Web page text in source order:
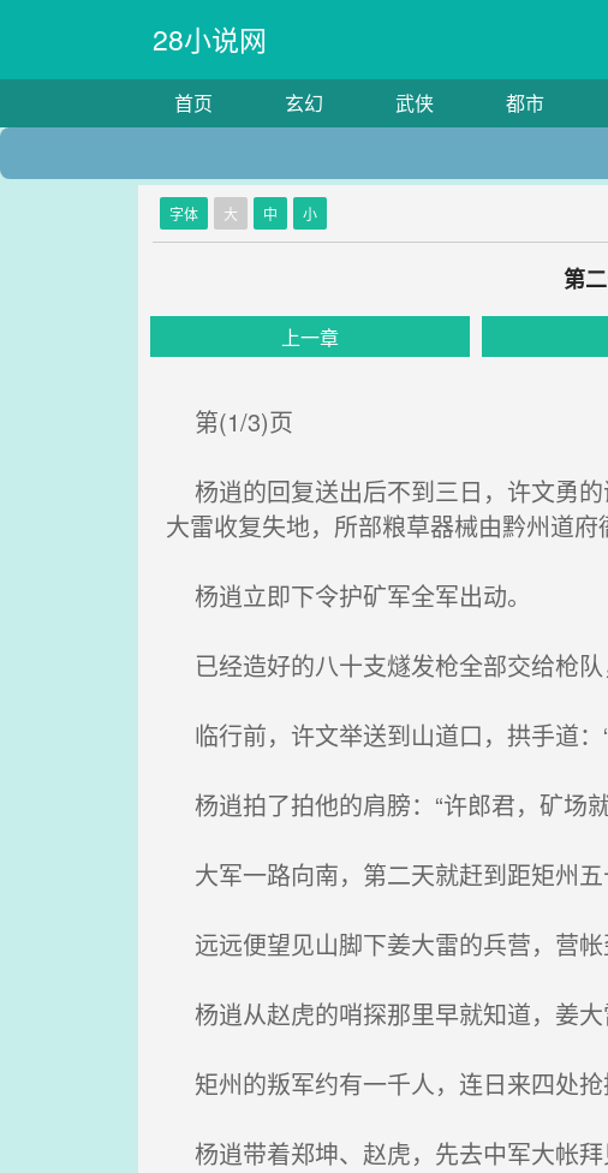
28小说网
首页 玄幻 武侠 都市
字体 大 中 小
第
上一章
第(1/3)页
杨逍的回复送出后不到三日，许文勇
大雷收复失地，所部粮草器械由黔州道府
杨逍立即下令护矿军全军出动。
已经造好的八十支燧发枪全部交给枪队
临行前，许文举送到山道口，拱手道：
杨逍拍了拍他的肩膀：“许郎君，矿场
大军一路向南，第二天就赶到距矩州五
远远便望见山脚下姜大雷的兵营，营帐
杨逍从赵虎的哨探那里早就知道，姜大
矩州的叛军约有一千人，连日来四处抢
杨逍带着郑坤、赵虎，先去中军大帐拜